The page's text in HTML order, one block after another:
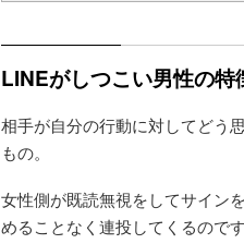
LINEがしつこい男性の
相手が自分の行動に対してどう
もの。
女性側が既読無視をしてサイン
めることなく連投してくるのです